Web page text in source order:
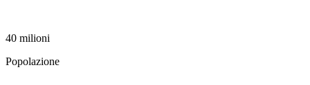
40 milioni
Popolazione